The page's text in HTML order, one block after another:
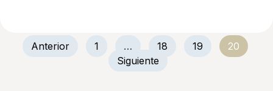
Anterior 1 … 18 19
20
Siguiente